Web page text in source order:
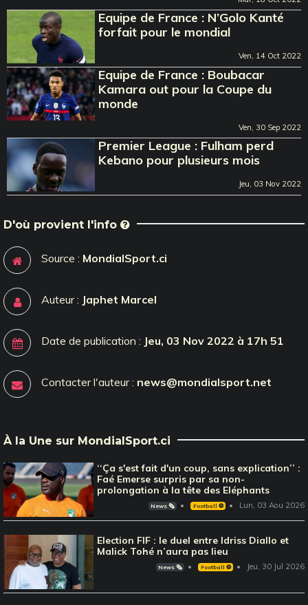
Equipe de France : N’Golo Kanté
forfait pour le mondial
Ven, 14 Oct 2022
Equipe de France : Boubacar
Kamara out pour la Coupe du
monde
Ven, 30 Sep 2022
Premier League : Fulham perd
Kebano pour plusieurs mois
Jeu, 03 Nov 2022
D'où provient l'info
Source : MondialSport.ci
Auteur : Japhet Marcel
Date de publication : Jeu, 03 Nov 2022 à 17h 51
Contacter l'auteur : news@mondialsport.net
À la Une sur MondialSport.ci
‘‘Ça s'est fait d'un coup, sans explication’’ :
Faé Emerse surpris par sa non-
prolongation à la tête des Eléphants
News 🗞️ Football ⚽️ Lun, 03 Aou 2026
Election FIF : le duel entre Idriss Diallo et
Malick Tohé n’aura pas lieu
News 🗞️ Football ⚽️ Jeu, 30 Jul 2026